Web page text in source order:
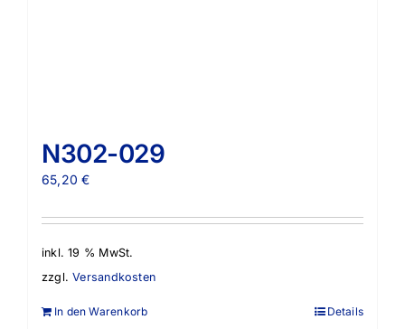
N302-029
65,20€
inkl. 19 % MwSt.
zzgl.Versandkosten
In den Warenkorb Details